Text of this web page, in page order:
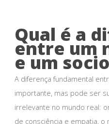
Qual é a
entre um
e um
A diferença fundamental
importante, mas pode ser
irrelevante no mundo real:
de consciência e empatia,